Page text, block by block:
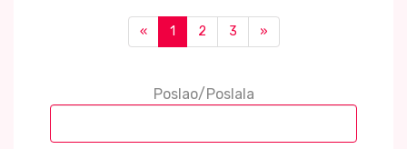
« 1 2 3 »
Poslao/Poslala